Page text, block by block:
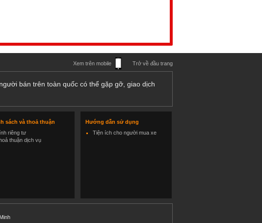
Xem trên mobile Trở về đầu trang
bán trên toàn quốc có thể gặp gỡ, giao dịch
sách và thoả thuận
riêng tư
thuận dịch vụ
Hướng dẫn sử dụng
Tiện ích cho người mua xe